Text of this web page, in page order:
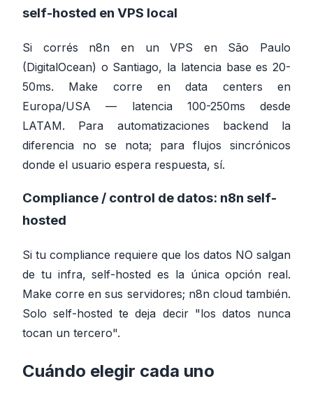
self-hosted en VPS local
Si corrés n8n en un VPS en São Paulo
(DigitalOcean) o Santiago, la latencia base es 20-
50ms. Make corre en data centers en
Europa/USA — latencia 100-250ms desde
LATAM. Para automatizaciones backend la
diferencia no se nota; para flujos sincrónicos
donde el usuario espera respuesta, sí.
Compliance / control de datos: n8n self-
hosted
Si tu compliance requiere que los datos NO salgan
de tu infra, self-hosted es la única opción real.
Make corre en sus servidores; n8n cloud también.
Solo self-hosted te deja decir "los datos nunca
tocan un tercero".
Cuándo elegir cada uno